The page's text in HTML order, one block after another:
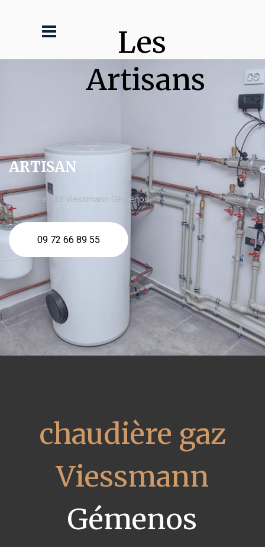
Les
Artisans
ARTISAN
chaudière gaz Viessmann Gémenos
09 72 66 89 55
chaudière gaz
Viessmann
Gémenos